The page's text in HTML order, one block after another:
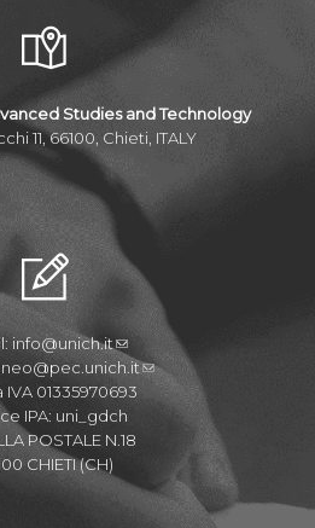
Studies and Technology
11, 66100, Chieti, ITALY
info@unich.it
IVA 01335970693
IPA: uni_gdch
POSTALE N.18
CHIETI (CH)